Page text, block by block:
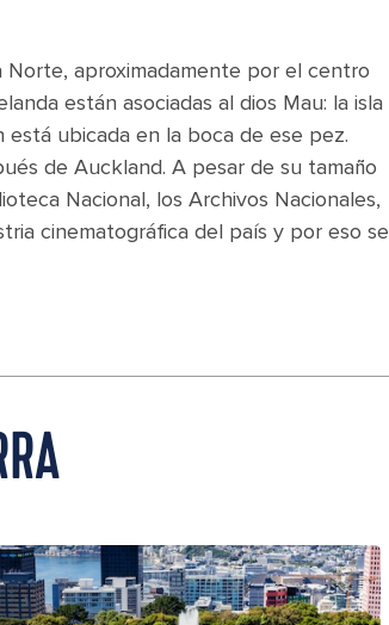
Norte, aproximadamente por el centro
están asociadas al dios Mau: la isla
ubicada en la boca de ese pez.
de Auckland. A pesar de su tamaño
Nacional, los Archivos Nacionales,
cinematográfica del país y por eso se